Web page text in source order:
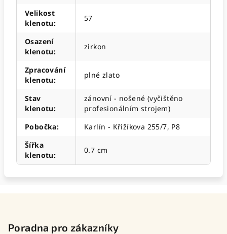
Velikost
klenotu:
57
Osazení
klenotu:
zirkon
Zpracování
klenotu:
plné zlato
Stav
klenotu:
zánovní - nošené (vyčištěno
profesionálním strojem)
Pobočka:
Karlín - Křižíkova 255/7, P8
Šířka
klenotu:
0.7 cm
Poradna pro zákazníky